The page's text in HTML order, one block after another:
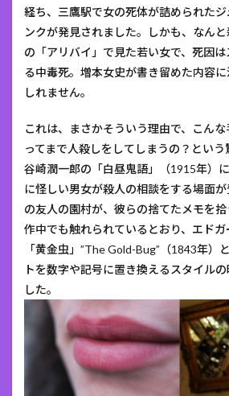
経ち、三鷹駅で女の死体が詰められた
ンクが発見されました。しかも、なん
の「アリバイ」で見た若い女で、死因
る中毒死。増本女史が書き留めた内容
しれません。
これは、まさかそういう理由で、こん
ってまで人殺しをしてしまうの？という
谷崎潤一郎の「白昼鬼語」（1915年）
に怪しい男女が殺人の相談をする場面
の友人の園村が、彼らの捨てたメモを
作中でも触れられているとおり、エド
「黄金虫」”The Gold-Bug”（1843年）
トを数字や記号に置き換えるスタイル
した。